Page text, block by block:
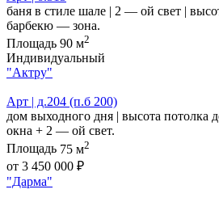
баня в стиле шале | 2 — ой свет |
барбекю — зона.
Площадь 90 м2
Индивидуальный
"Актру"
Арт | д.204 (п.б 200)
дом выходного дня | высота потолка
окна + 2 — ой свет.
Площадь 75 м2
от 3 450 000 ₽
"Дарма"